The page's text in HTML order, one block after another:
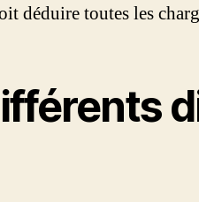
déduire toutes les